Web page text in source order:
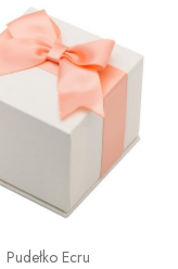
Pudełko Ecru